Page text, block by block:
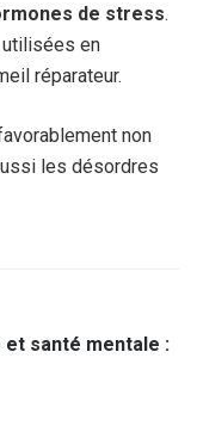
de stress.
utilisées en
réparateur.
non
les désordres
santé mentale :